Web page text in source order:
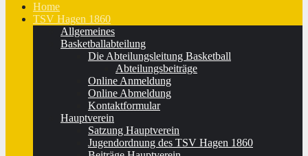
Home
TSV Hagen 1860
Allgemeines
Basketballabteilung
Die Abteilungsleitung Basketball
Abteilungsbeiträge
Online Anmeldung
Online Abmeldung
Kontaktformular
Hauptverein
Satzung Hauptverein
Jugendordnung des TSV Hagen 1860